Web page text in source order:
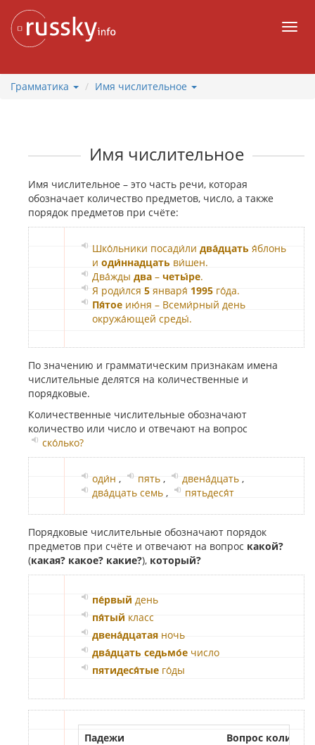
содержанию
Грамматика Имя числительное
Имя числительное
Имя числительное – это часть речи, которая
обозначает количество предметов, число, а также
порядок предметов при счёте:
Шко́льники посади́ли два́дцать я́блонь
и оди́ннадцать ви́шен.
Два́жды два – четы́ре.
Я роди́лся 5 января́ 1995 го́да.
Пя́тое ию́ня – Всеми́рный день
окружа́ющей среды́.
По значению и грамматическим признакам имена
числительные делятся на количественные и
порядковые.
Количественные числительные обозначают
количество или число и отвечают на вопрос
ско́лько?
оди́н , пять , двена́дцать ,
два́дцать семь , пятьдеся́т
Порядковые числительные обозначают порядок
предметов при счёте и отвечают на вопрос какой?
(какая? какое? какие?), который?
пе́рвый день
пя́тый класс
двена́дцатая ночь
два́дцать седьмо́е число
пятидеся́тые го́ды
Падежи
Вопрос